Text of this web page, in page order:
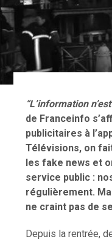
“L’information
de Franceinfo
publicitaires à
Télévisions, on
les fake news et
service public :
régulièrement.
ne craint pas de
Depuis la rentrée,